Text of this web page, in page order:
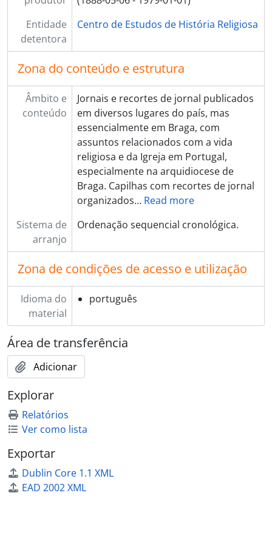
Entidade
detentora
Centro de Estudos de História Religiosa
Zona do conteúdo e estrutura
Âmbito e
conteúdo
Jornais e recortes de jornal publicados
em diversos lugares do país, mas
essencialmente em Braga, com
assuntos relacionados com a vida
religiosa e da Igreja em Portugal,
especialmente na arquidiocese de
Braga. Capilhas com recortes de jornal
organizados… Read more
Sistema de
arranjo
Ordenação sequencial cronológica.
Zona de condições de acesso e utilização
Idioma do
material
português
Área de transferência
Adicionar
Explorar
Relatórios
Ver como lista
Exportar
Dublin Core 1.1 XML
EAD 2002 XML